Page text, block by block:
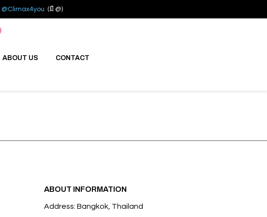
@Climax4you (มี @)
ABOUT US CONTACT
ABOUT INFORMATION
Address: Bangkok, Thailand